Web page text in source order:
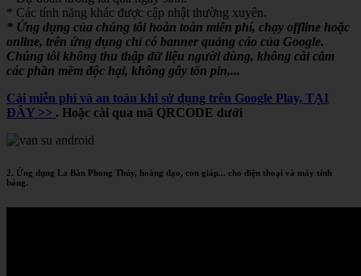
* Các tính năng khác được cập nhật thường xuyên.
* Ứng dụng của chúng tôi hoàn toàn miễn phí, chạy offline hoặc
online, trên ứng dụng chỉ có banner quảng cáo của Google.
Chúng tôi không thu thập dữ liệu người dùng, không cài cắm
các phần mềm độc hại, không gây tốn pin,...
Cài miễn phí và an toàn khi sử dụng trên Google Play, TẠI
ĐÂY >> . Hoặc cài qua mã QRCODE dưới
2. Ứng dụng La Bàn Phong Thủy, hoàng đạo, con giáp... cho điện thoại và máy tính
bảng.